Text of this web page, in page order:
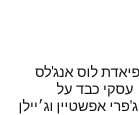
לוס אנג'לס
כבד על
אפשטיין וג׳יילן